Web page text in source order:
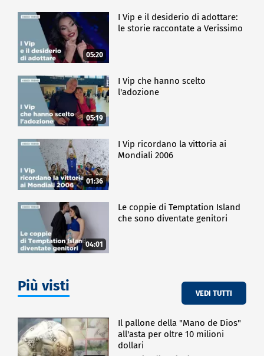
05:20
I Vip e il desiderio di adottare:
le storie raccontate a Verissimo
05:19
I Vip che hanno scelto
l'adozione
01:36
I Vip ricordano la vittoria ai
Mondiali 2006
04:01
Le coppie di Temptation Island
che sono diventate genitori
Più visti VEDI TUTTI
Il pallone della "Mano de Dios"
all'asta per oltre 10 milioni
dollari